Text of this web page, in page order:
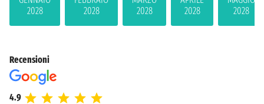
2028
2028
2028
2028
2028
Recensioni
4.9